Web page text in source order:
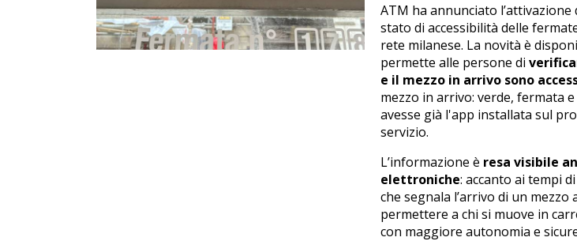
ATM ha annunciato l’attivazione
stato di accessibilità delle
rete milanese. La novità è
permette alle persone di
e il mezzo in arrivo sono
mezzo in arrivo: verde, fermata
avesse già l'app installata sul
servizio.
L’informazione è resa visibile
elettroniche: accanto ai tempi
che segnala l’arrivo di un
permettere a chi si muove in
con maggiore autonomia e